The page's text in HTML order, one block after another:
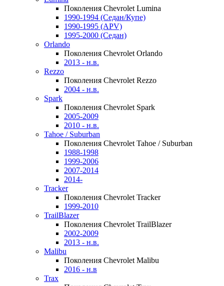
Поколения Chevrolet Lumina
1990-1994 (Седан/Купе)
1990-1995 (APV)
1995-2000 (Седан)
Orlando
Поколения Chevrolet Orlando
2013 - н.в.
Rezzo
Поколения Chevrolet Rezzo
2004 - н.в.
Spark
Поколения Chevrolet Spark
2005-2009
2010 - н.в.
Tahoe / Suburban
Поколения Chevrolet Tahoe / Suburban
1988-1998
1999-2006
2007-2014
2014-
Tracker
Поколения Chevrolet Tracker
1999-2010
TrailBlazer
Поколения Chevrolet TrailBlazer
2002-2009
2013 - н.в.
Malibu
Поколения Chevrolet Malibu
2016 - н.в
Trax